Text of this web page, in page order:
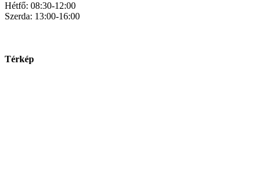
Hétfő: 08:30-12:00
Szerda: 13:00-16:00
Térkép